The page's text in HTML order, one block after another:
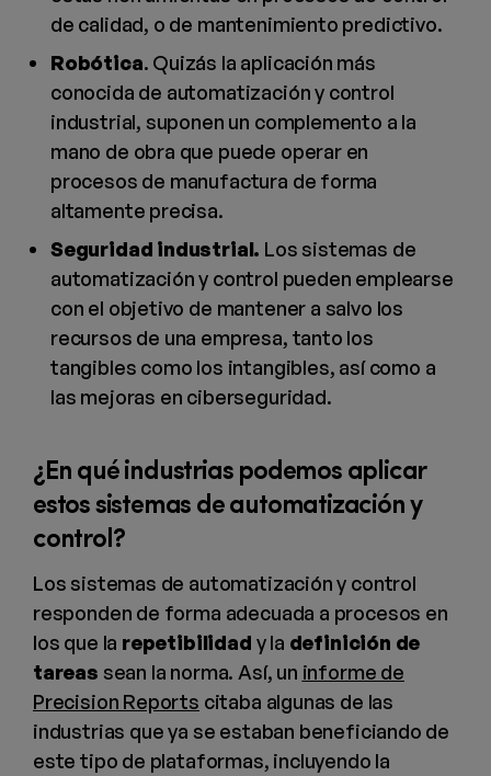
de calidad, o de mantenimiento predictivo.
Robótica. Quizás la aplicación más
conocida de automatización y control
industrial, suponen un complemento a la
mano de obra que puede operar en
procesos de manufactura de forma
altamente precisa.
Seguridad industrial. Los sistemas de
automatización y control pueden emplearse
con el objetivo de mantener a salvo los
recursos de una empresa, tanto los
tangibles como los intangibles, así como a
las mejoras en ciberseguridad.
¿En qué industrias podemos aplicar
estos sistemas de automatización y
control?
Los sistemas de automatización y control
responden de forma adecuada a procesos en
los que la repetibilidad y la definición de
tareas sean la norma. Así, un informe de
Precision Reports citaba algunas de las
industrias que ya se estaban beneficiando de
este tipo de plataformas, incluyendo la